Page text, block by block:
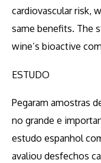
cardiovascular risk,
same benefits. The
wine’s bioactive
ESTUDO
Pegaram amostras
no grande e
estudo espanhol
avaliou desfechos